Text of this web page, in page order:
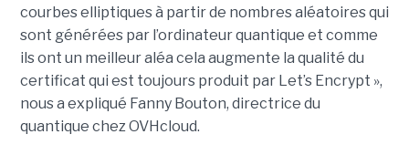
courbes elliptiques à partir de nombres aléatoires qui
sont générées par l’ordinateur quantique et comme
ils ont un meilleur aléa cela augmente la qualité du
certificat qui est toujours produit par Let’s Encrypt »,
nous a expliqué Fanny Bouton, directrice du
quantique chez OVHcloud.